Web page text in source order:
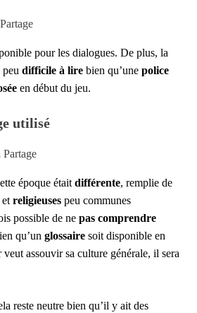
pour les dialogues. De plus, la
peu difficile à lire bien qu’une police
en début du jeu.
utilisé
époque étaitdifférente, remplie de
etreligieuses peu communes
possible de ne pas comprendre
qu’un glossaire soit disponible en
assouvir sa culture générale, il sera
reste neutre bien qu’il y ait des